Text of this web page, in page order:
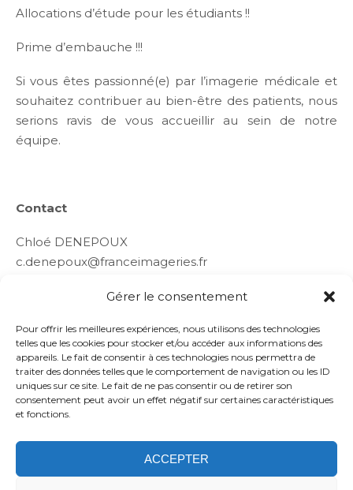
Gérer le consentement
Pour offrir les meilleures expériences, nous utilisons des technologies
telles que les cookies pour stocker et/ou accéder aux informations des
appareils. Le fait de consentir à ces technologies nous permettra de
traiter des données telles que le comportement de navigation ou les ID
uniques sur ce site. Le fait de ne pas consentir ou de retirer son
consentement peut avoir un effet négatif sur certaines caractéristiques
et fonctions.
ACCEPTER
Allocations d’étude pour les étudiants !!
Prime d’embauche !!!
Si vous êtes passionné(e) par l’imagerie médicale et
souhaitez contribuer au bien-être des patients, nous
serions ravis de vous accueillir au sein de notre
équipe.
Contact
Chloé DENEPOUX
c.denepoux@franceimageries.fr
Politique de confidentialité